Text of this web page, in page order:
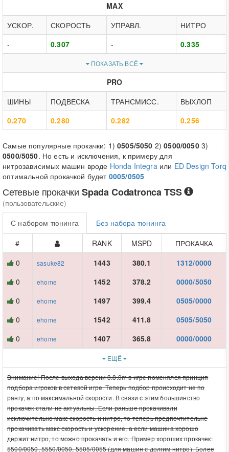
MAX
УСКОР.
СКОРОСТЬ УПРАВЛ.
НИТРО
-
0.307 - 0.335
ПОКАЗАТЬ ВСЁ
PRO
ШИНЫ
ПОДВЕСКА ТРАНСМИСС.
ВЫХЛОП
0.270
0.280 0.282 0.256
Самые популярные прокачки: 1)0505/5050 2)0500/00503)
0500/5050. Но есть и исключения, к примеру для
нитрозависимых машин вроде Honda Integraили ED Design Torq
оптимальной прокачкой будет 0005/0505
Сетевые прокачки Spada Codatronca TSS
(пользовательские)
С набором тюнинга
Без набора тюнинга
#
RANK MSPD
ПРОКАЧКА
0
sasuke82 1443 380.1
1312/0000
0
ehome 1452 378.2
0000/5050
0
ehome 1497 399.4
0505/0000
0
ehome 1542 411.8
0505/5050
0
ehome 1407 365.8 0000/0000
ЕЩЁ
Внимание! После выхода версии 3.8.0m в игре поменялся принцип
подбора игроков в сетевой игре. Теперь подбор происходит не по
рангу, а по максимальной скорости. В связи с этим большинство
прокачек стали не актуальны. Если раньше прокачивали
исключительно макс скорость и нитро, то теперь предпочтительне
прокачивать макс скорость и ускорение, а если машина хорошо
держит нитро, то можно прокачать и его. Пример хороших прокачек:
5500/0050, 5550/0050, 5505/0055 (для машин с долгим нитро). Более